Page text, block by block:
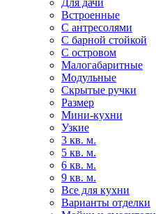
Для дачи
Встроенные
С антресолями
С барной стойкой
С островом
Малогабаритные
Модульные
Скрытые ручки
Размер
Мини-кухни
Узкие
3 кв. м.
5 кв. м.
6 кв. м.
9 кв. м.
Все для кухни
Варианты отделки